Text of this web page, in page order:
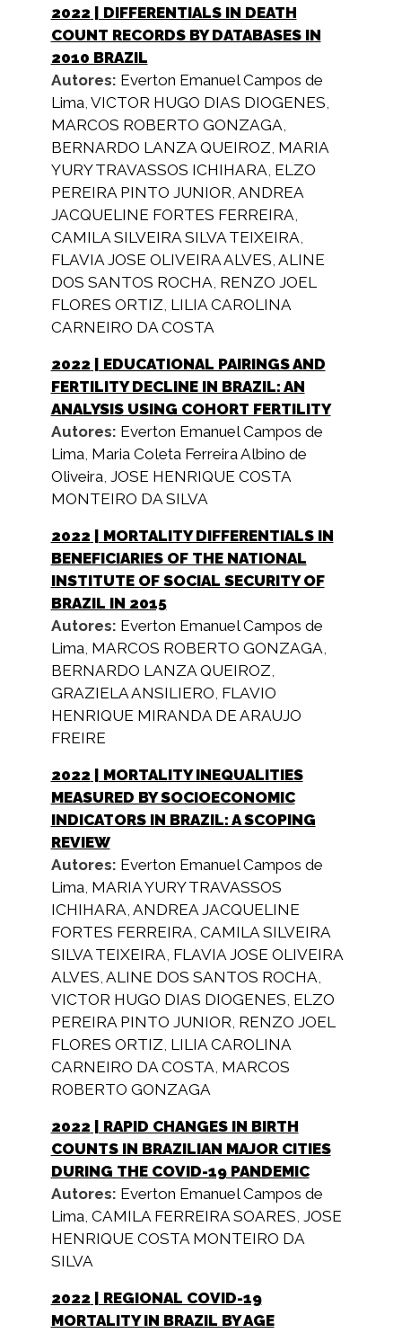
2022 | DIFFERENTIALS IN DEATH
COUNT RECORDS BY DATABASES IN
2010 BRAZIL
Autores: Everton Emanuel Campos de
Lima, VICTOR HUGO DIAS DIOGENES,
MARCOS ROBERTO GONZAGA,
BERNARDO LANZA QUEIROZ, MARIA
YURY TRAVASSOS ICHIHARA, ELZO
PEREIRA PINTO JUNIOR, ANDREA
JACQUELINE FORTES FERREIRA,
CAMILA SILVEIRA SILVA TEIXEIRA,
FLAVIA JOSE OLIVEIRA ALVES, ALINE
DOS SANTOS ROCHA, RENZO JOEL
FLORES ORTIZ, LILIA CAROLINA
CARNEIRO DA COSTA
2022 | EDUCATIONAL PAIRINGS AND
FERTILITY DECLINE IN BRAZIL: AN
ANALYSIS USING COHORT FERTILITY
Autores: Everton Emanuel Campos de
Lima, Maria Coleta Ferreira Albino de
Oliveira, JOSE HENRIQUE COSTA
MONTEIRO DA SILVA
2022 | MORTALITY DIFFERENTIALS IN
BENEFICIARIES OF THE NATIONAL
INSTITUTE OF SOCIAL SECURITY OF
BRAZIL IN 2015
Autores: Everton Emanuel Campos de
Lima, MARCOS ROBERTO GONZAGA,
BERNARDO LANZA QUEIROZ,
GRAZIELA ANSILIERO, FLAVIO
HENRIQUE MIRANDA DE ARAUJO
FREIRE
2022 | MORTALITY INEQUALITIES
MEASURED BY SOCIOECONOMIC
INDICATORS IN BRAZIL: A SCOPING
REVIEW
Autores: Everton Emanuel Campos de
Lima, MARIA YURY TRAVASSOS
ICHIHARA, ANDREA JACQUELINE
FORTES FERREIRA, CAMILA SILVEIRA
SILVA TEIXEIRA, FLAVIA JOSE OLIVEIRA
ALVES, ALINE DOS SANTOS ROCHA,
VICTOR HUGO DIAS DIOGENES, ELZO
PEREIRA PINTO JUNIOR, RENZO JOEL
FLORES ORTIZ, LILIA CAROLINA
CARNEIRO DA COSTA, MARCOS
ROBERTO GONZAGA
2022 | RAPID CHANGES IN BIRTH
COUNTS IN BRAZILIAN MAJOR CITIES
DURING THE COVID-19 PANDEMIC
Autores: Everton Emanuel Campos de
Lima, CAMILA FERREIRA SOARES, JOSE
HENRIQUE COSTA MONTEIRO DA
SILVA
2022 | REGIONAL COVID-19
MORTALITY IN BRAZIL BY AGE